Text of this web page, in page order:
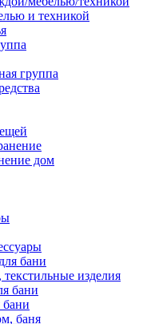
и техникой
группа
дом
бани
изделия
бани
баня